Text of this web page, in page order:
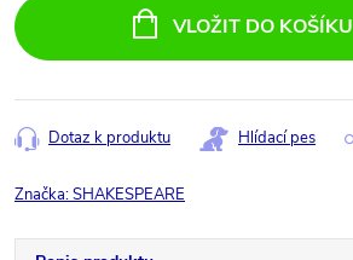
cena:
VLOŽIT DO KOŠÍKU
Dotaz k produktu Hlídací pes
Značka:SHAKESPEARE